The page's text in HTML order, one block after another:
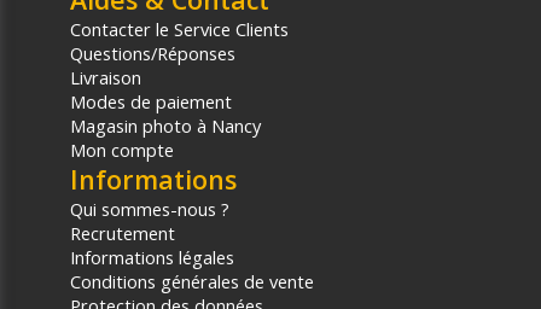
Contacter le Service Clients
Questions/Réponses
Livraison
Modes de paiement
Magasin photo à Nancy
Mon compte
Informations
Qui sommes-nous ?
Recrutement
Informations légales
Conditions générales de vente